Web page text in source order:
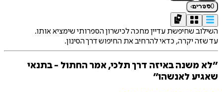
0ספרים›
השילוב שחיפשת עדיין מחכה לכישרון הספרותי שימציא אותו.
עד שזה יקרה, כדאי להרחיב את החיפוש דרך הסינון.
״לא משנה באיזה דרך תלכי, אמר החתול - בתנאי
שאגיע לאנשהו״